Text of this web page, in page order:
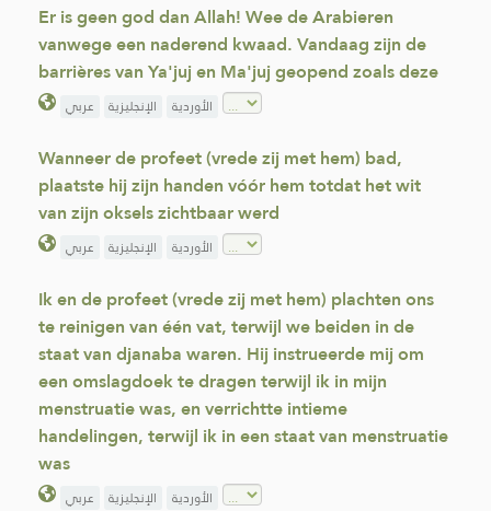
Er is geen god dan Allah! Wee de Arabieren
vanwege een naderend kwaad. Vandaag zijn de
barrières van Ya'juj en Ma'juj geopend zoals deze
عربي الإنجليزية الأوردية
Wanneer de profeet (vrede zij met hem) bad,
plaatste hij zijn handen vóór hem totdat het wit
van zijn oksels zichtbaar werd
عربي الإنجليزية الأوردية
Ik en de profeet (vrede zij met hem) plachten ons
te reinigen van één vat, terwijl we beiden in de
staat van djanaba waren. Hij instrueerde mij om
een omslagdoek te dragen terwijl ik in mijn
menstruatie was, en verrichtte intieme
handelingen, terwijl ik in een staat van menstruatie
was
عربي الإنجليزية الأوردية